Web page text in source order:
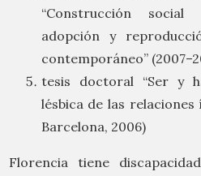
“Construcción
adopción y
contemporáneo”
tesis doctoral “Ser y
lésbica de las
Barcelona, 2006)
Florencia tiene